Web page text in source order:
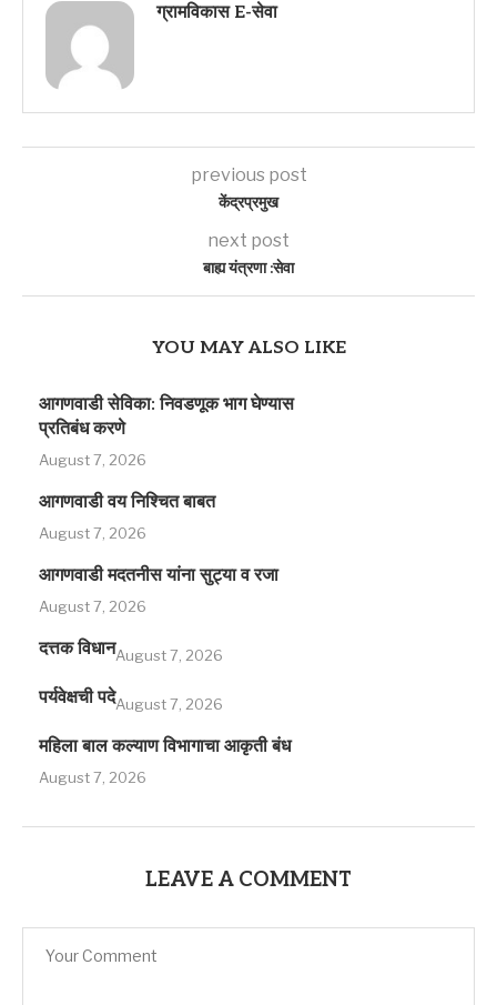
ग्रामविकास E-सेवा
previous post
केंद्रप्रमुख
next post
बाह्य यंत्रणा :सेवा
YOU MAY ALSO LIKE
आगणवाडी सेविका: निवडणूक भाग घेण्यास
प्रतिबंध करणे
August 7, 2026
आगणवाडी वय निश्चित बाबत
August 7, 2026
आगणवाडी मदतनीस यांना सुट्या व रजा
August 7, 2026
दत्तक विधानAugust 7, 2026
पर्यवेक्षची पदेAugust 7, 2026
महिला बाल कल्याण विभागाचा आकृती बंध
August 7, 2026
LEAVE A COMMENT